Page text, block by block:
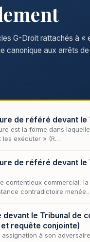
G-Droit rattachés à «
canonique aux arrêts
de référé devant le
est la forme dans
les exécuter » (R.…
de référé devant
contentieux commercial,
contradictoire
devant le Tribunal de
requête conjointe)
assignation à son